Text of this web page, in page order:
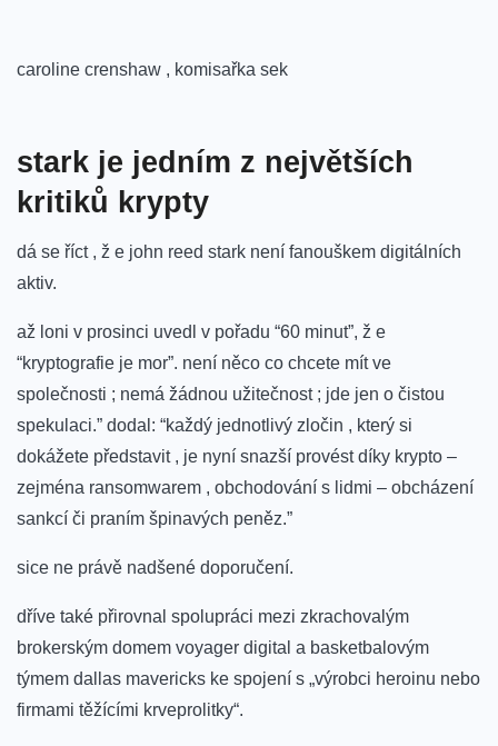
caroline crenshaw , komisařka sek
stark ​je jedním z největších
kritiků ‌krypty
dá se říct , ž e john reed stark není fanouškem digitálních
aktiv.
až loni v prosinci uvedl v pořadu “60 minut”, ž e
“kryptografie je mor”. není něco co ‌chcete ​mít ve
společnosti ; nemá žádnou užitečnost ; jde jen o čistou
spekulaci.” dodal: “každý jednotlivý zločin , který​ si
dokážete ‍představit , je nyní snazší provést díky‌ krypto –⁣
zejména ransomwarem , obchodování s lidmi⁢ – obcházení‌
sankcí či praním špinavých peněz.”
sice ne ⁣právě nadšené‌ doporučení.
dříve také přirovnal spolupráci mezi zkrachovalým
brokerským domem‍ voyager digital⁢ a basketbalovým‍
týmem dallas mavericks⁣ ke spojení s „výrobci heroinu ‌nebo
firmami těžícími krveprolitky“.